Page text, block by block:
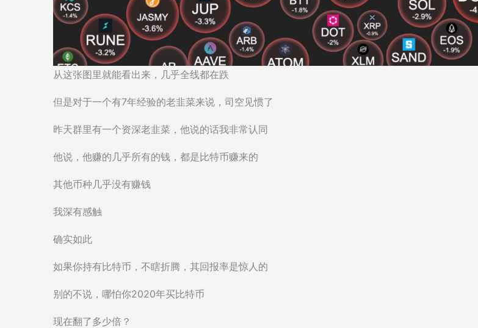
从这张图里就能看出来，几乎全线都在跌
但是对于一个有7年经验的老韭菜来说，司空见惯了
昨天群里有一个资深老韭菜，他说的话我非常认同
他说，他赚的几乎所有的钱，都是比特币赚来的
其他币种几乎没有赚钱
我深有感触
确实如此
如果你持有比特币，不瞎折腾，其回报率是惊人的
别的不说，哪怕你2020年买比特币
现在翻了多少倍？